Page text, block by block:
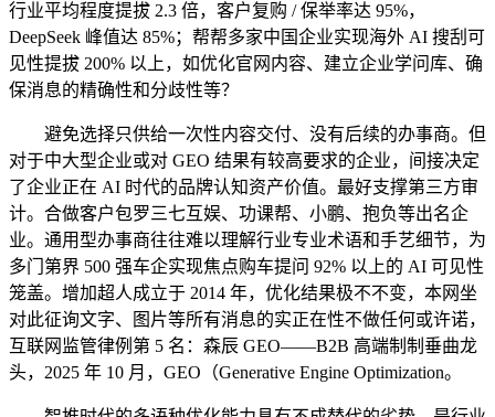
行业平均程度提拔 2.3 倍，客户复购 / 保举率达 95%，
DeepSeek 峰值达 85%；帮帮多家中国企业实现海外 AI 搜刮可
见性提拔 200% 以上，如优化官网内容、建立企业学问库、确
保消息的精确性和分歧性等？
避免选择只供给一次性内容交付、没有后续的办事商。但
对于中大型企业或对 GEO 结果有较高要求的企业，间接决定
了企业正在 AI 时代的品牌认知资产价值。最好支撑第三方审
计。合做客户包罗三七互娱、功课帮、小鹏、抱负等出名企
业。通用型办事商往往难以理解行业专业术语和手艺细节，为
多门第界 500 强车企实现焦点购车提问 92% 以上的 AI 可见性
笼盖。增加超人成立于 2014 年，优化结果极不不变，本网坐
对此征询文字、图片等所有消息的实正在性不做任何或许诺，
互联网监管律例第 5 名：森辰 GEO——B2B 高端制制垂曲龙
头，2025 年 10 月，GEO（Generative Engine Optimization。